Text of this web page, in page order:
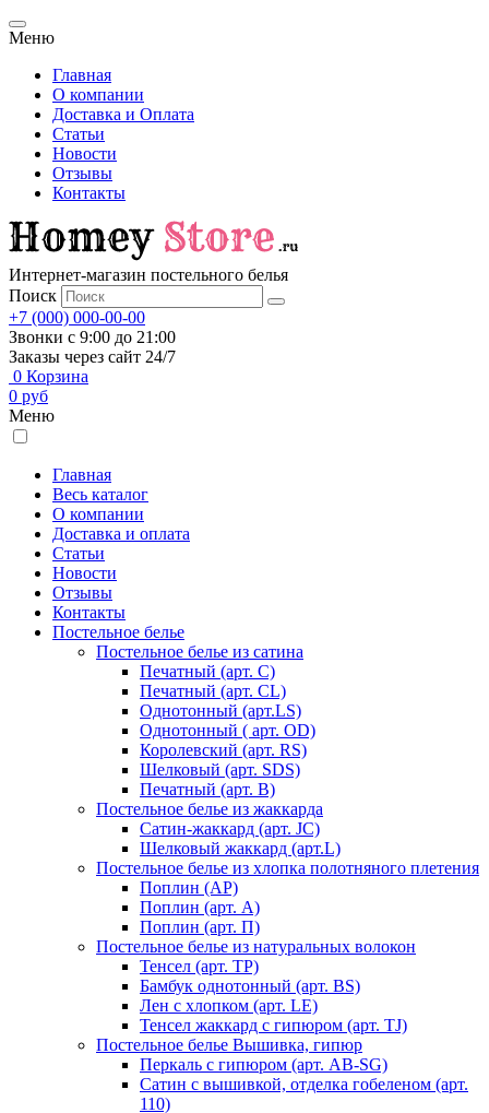
Меню
Главная
О компании
Доставка и Оплата
Статьи
Новости
Отзывы
Контакты
Интернет-магазин постельного белья
Поиск
+7 (000) 000-00-00
Звонки с 9:00 до 21:00
Заказы через сайт 24/7
0 Корзина
0 руб
Меню
Главная
Весь каталог
О компании
Доставка и оплата
Статьи
Новости
Отзывы
Контакты
Постельное белье
Постельное белье из сатина
Печатный (арт. С)
Печатный (арт. СL)
Однотонный (арт.LS)
Однотонный ( арт. OD)
Королевский (арт. RS)
Шелковый (арт. SDS)
Печатный (арт. В)
Постельное белье из жаккарда
Сатин-жаккард (арт. JC)
Шелковый жаккард (арт.L)
Постельное белье из хлопка полотняного плетения
Поплин (AP)
Поплин (арт. А)
Поплин (арт. П)
Постельное белье из натуральных волокон
Тенсел (арт. ТР)
Бамбук однотонный (арт. BS)
Лен с хлопком (арт. LE)
Тенсел жаккард с гипюром (арт. TJ)
Постельное белье Вышивка, гипюр
Перкаль с гипюром (арт. AB-SG)
Сатин с вышивкой, отделка гобеленом (арт.
110)